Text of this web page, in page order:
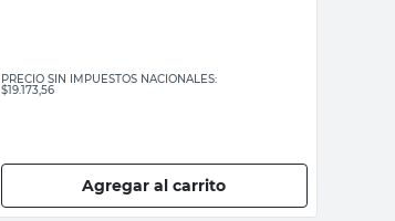
PRECIO SIN IMPUESTOS NACIONALES:
$19.173,56
Agregar al carrito